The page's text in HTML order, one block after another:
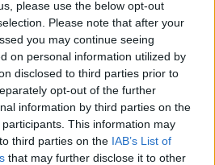
please use the below opt-out
Please note that after your
you may continue seeing
on personal information utilized by
disclosed to third parties prior to
opt-out of the further
information by third parties on the
participants. This information may
third parties on the IAB’s List of
that may further disclose it to other